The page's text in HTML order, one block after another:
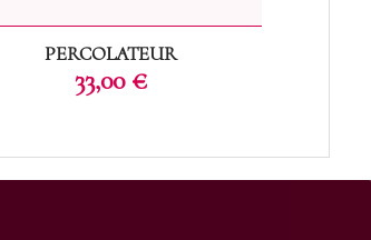
PERCOLATEUR
Prix
33,00 €